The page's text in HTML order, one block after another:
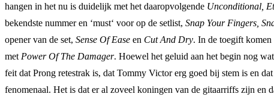
hangen in het nu is duidelijk met het daaropvolgende Unconditional,
bekendste nummer en ‘must‘ voor op de setlist, Snap Your Fingers,
opener van de set, Sense Of Ease en Cut And Dry. In de toegift
met Power Of The Damager. Hoewel het geluid aan het begin nog
feit dat Prong retestrak is, dat Tommy Victor erg goed bij stem is en
fenomenaal. Het is dat er al zoveel koningen van de gitaarriffs zijn en